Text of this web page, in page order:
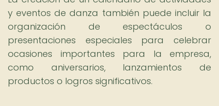
y eventos de danza también puede incluir la
organización de espectáculos o
presentaciones especiales para celebrar
ocasiones importantes para la empresa,
como aniversarios, lanzamientos de
productos o logros significativos.